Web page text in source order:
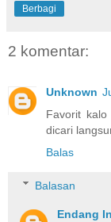
Berbagi
2 komentar:
Unknown
Favorit
dicari
Balas
Balasan
Endang